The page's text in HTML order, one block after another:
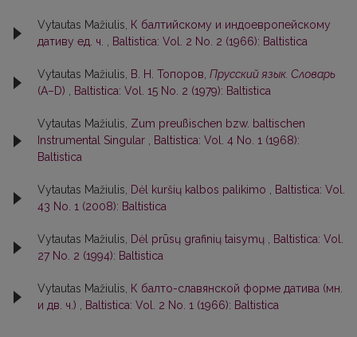
Vytautas Mažiulis, К балтийскому и индоевропейскому
дативу ед. ч. , Baltistica: Vol. 2 No. 2 (1966): Baltistica
Vytautas Mažiulis, В. Н. Топоров, Прусский язык. Словарь
(А–D) , Baltistica: Vol. 15 No. 2 (1979): Baltistica
Vytautas Mažiulis, Zum preußischen bzw. baltischen
Instrumental Singular , Baltistica: Vol. 4 No. 1 (1968):
Baltistica
Vytautas Mažiulis, Dėl kuršių kalbos palikimo , Baltistica: Vol.
43 No. 1 (2008): Baltistica
Vytautas Mažiulis, Dėl prūsų grafinių taisymų , Baltistica: Vol.
27 No. 2 (1994): Baltistica
Vytautas Mažiulis, К балто-славянской форме датива (мн.
и дв. ч.) , Baltistica: Vol. 2 No. 1 (1966): Baltistica